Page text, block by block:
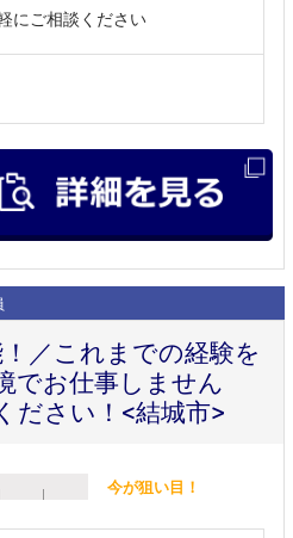
にご相談ください
／これまでの経験を
でお仕事しません
ださい！<結城市>
今が狙い目！